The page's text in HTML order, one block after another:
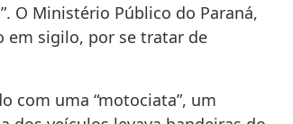
O Ministério Público do Paraná,
em sigilo, por se tratar de
com uma “motociata”, um